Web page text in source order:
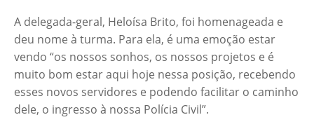
A delegada-geral, Heloísa Brito, foi homenageada e
deu nome à turma. Para ela, é uma emoção estar
vendo “os nossos sonhos, os nossos projetos e é
muito bom estar aqui hoje nessa posição, recebendo
esses novos servidores e podendo facilitar o caminho
dele, o ingresso à nossa Polícia Civil”.